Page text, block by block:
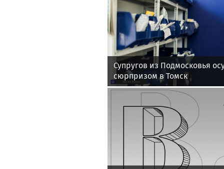
Супругов из Подмосковья
сюрпризом в Томск